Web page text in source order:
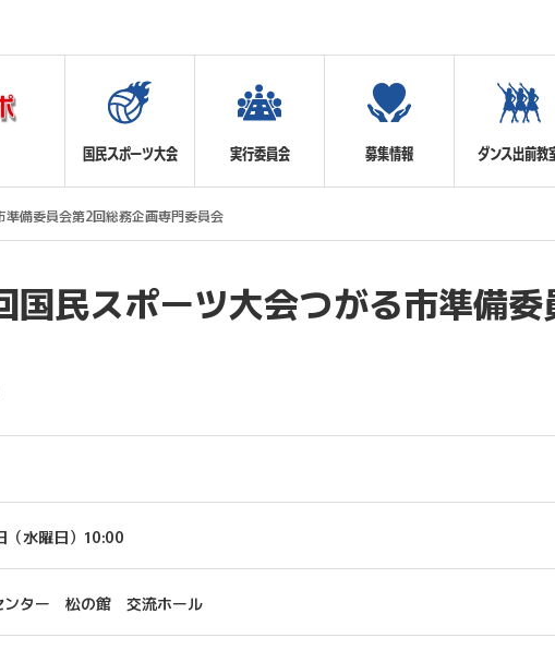
国民スポーツ大会 実行委員会 募集情報 ダンス出前教
備委員会第2回総務企画専門委員会
国民スポーツ大会つがる市準備
（水曜日）10:00
ンター 松の館 交流ホール